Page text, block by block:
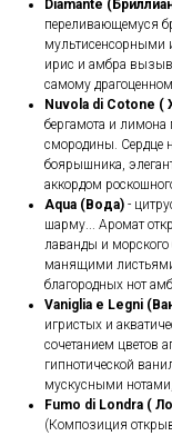
Diamante
переливающемуся
мультисенсорными
ирис и амбра
самому
Nuvola di Cotone (
бергамота и лимона
смородины. Сердце
боярышника,
аккордом
Aqua (Вода) -
шарму... Аромат
лаванды и морского
манящими
благородных нот
Vaniglia e Legni
игристых и
сочетанием цветов
гипнотической
мускусными
Fumo di Londra (
(Композиция